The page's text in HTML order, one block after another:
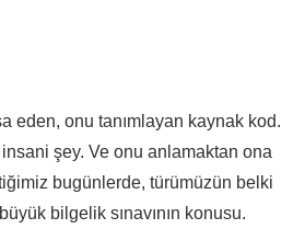
eden, onu tanımlayan kaynak kod.
şey. Ve onu anlamaktan ona
bugünlerde, türümüzün belki
bilgelik sınavının konusu.